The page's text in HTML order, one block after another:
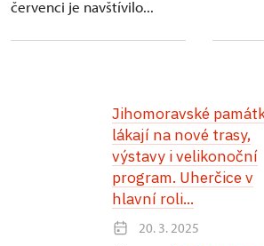
červenci je navštívilo...
Jihomoravské
lákají na nové trasy,
výstavy i velikonoční
program. Uherčice v
hlavní roli...
20. 3. 2025